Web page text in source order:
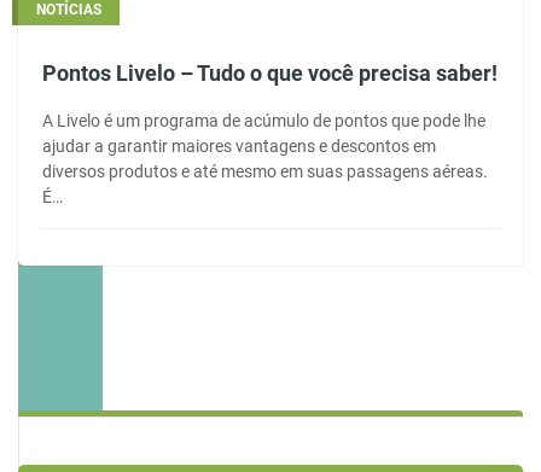
NOTÍCIAS
Pontos Livelo – Tudo o que você precisa saber!
A Livelo é um programa de acúmulo de pontos que pode lhe
ajudar a garantir maiores vantagens e descontos em
diversos produtos e até mesmo em suas passagens aéreas.
É…